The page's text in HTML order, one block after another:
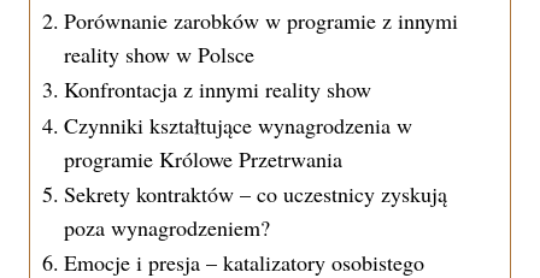
Porównanie zarobków w programie z innymi
reality show w Polsce
Konfrontacja z innymi reality show
Czynniki kształtujące wynagrodzenia w
programie Królowe Przetrwania
Sekrety kontraktów – co uczestnicy zyskują
poza wynagrodzeniem?
Emocje i presja – katalizatory osobistego